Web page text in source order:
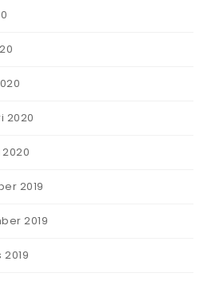
2020
2019
2019